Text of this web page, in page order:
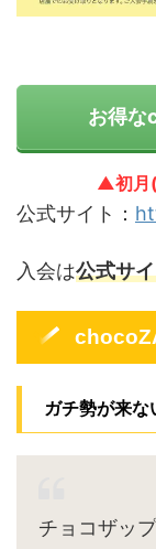
お得な
▲初月
公式サイト：
入会は公式サ
ガチ勢が来
チョコザッ